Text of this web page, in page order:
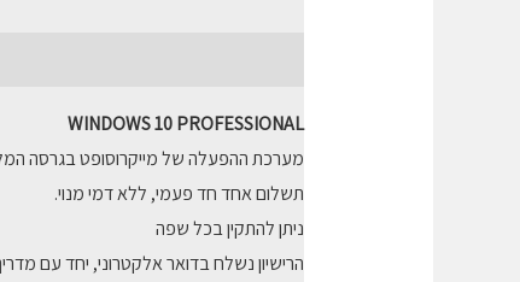
WINDOWS 10 PROFESSIONAL
מערכת ההפעלה של מייקרוסופט בגרסה
תשלום אחד חד פעמי, ללא דמי מנוי.
ניתן להתקין בכל שפה
הרישיון נשלח בדואר אלקטרוני, יחד עם